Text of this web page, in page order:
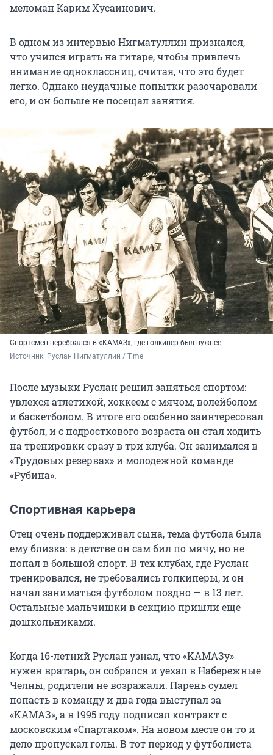
меломан Карим Хусаинович.
В одном из интервью Нигматуллин признался,
что учился играть на гитаре, чтобы привлечь
внимание одноклассниц, считая, что это будет
легко. Однако неудачные попытки разочаровали
его, и он больше не посещал занятия.
Спортсмен перебрался в «KAMAЗ», где голкипер был нужнее
Источник: Руслан Нигматуллин / T.me
После музыки Руслан решил заняться спортом:
увлекся атлетикой, хоккеем с мячом, волейболом
и баскетболом. В итоге его особенно заинтересовал
футбол, и с подросткового возраста он стал ходить
на тренировки сразу в три клуба. Он занимался в
«Трудовых резервах» и молодежной команде
«Рубина».
Спортивная карьера
Отец очень поддерживал сына, тема футбола была
ему близка: в детстве он сам бил по мячу, но не
попал в большой спорт. В тех клубах, где Руслан
тренировался, не требовались голкиперы, и он
начал заниматься футболом поздно — в 13 лет.
Остальные мальчишки в секцию пришли еще
дошкольниками.
Когда 16-летний Руслан узнал, что «KAMAЗу»
нужен вратарь, он собрался и уехал в Набережные
Челны, родители не возражали. Парень сумел
попасть в команду и два года выступал за
«KAMAЗ», а в 1995 году подписал контракт с
московским «Спартаком». На новом месте он то и
дело пропускал голы. В тот период у футболиста